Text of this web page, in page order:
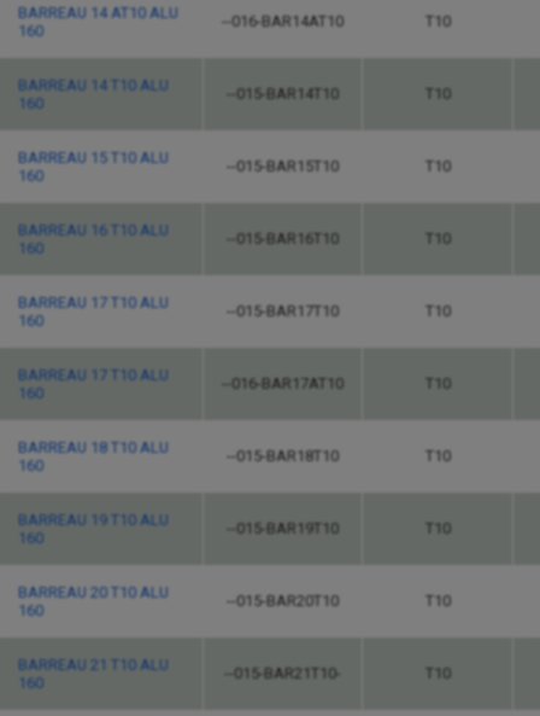
BARREAU 14 AT10 ALU
160
--016-BAR14AT10 T10
BARREAU 14 T10 ALU
160
--015-BAR14T10
BARREAU 15 T10 ALU
160
--015-BAR15T10 T10
BARREAU 16 T10 ALU
160
--015-BAR16T10
BARREAU 17 T10 ALU
160
--015-BAR17T10 T10
BARREAU 17 T10 ALU
160
--016-BAR17AT10
BARREAU 18 T10 ALU
160
--015-BAR18T10 T10
BARREAU 19 T10 ALU
160
--015-BAR19T10
BARREAU 20 T10 ALU
160
--015-BAR20T10 T10
BARREAU 21 T10 ALU
160
--015-BAR21T10-